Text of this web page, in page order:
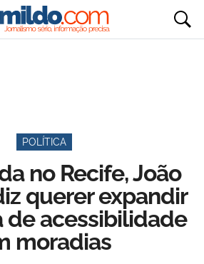
POLÍTICA
no Recife, João
querer expandir
de acessibilidade
moradias